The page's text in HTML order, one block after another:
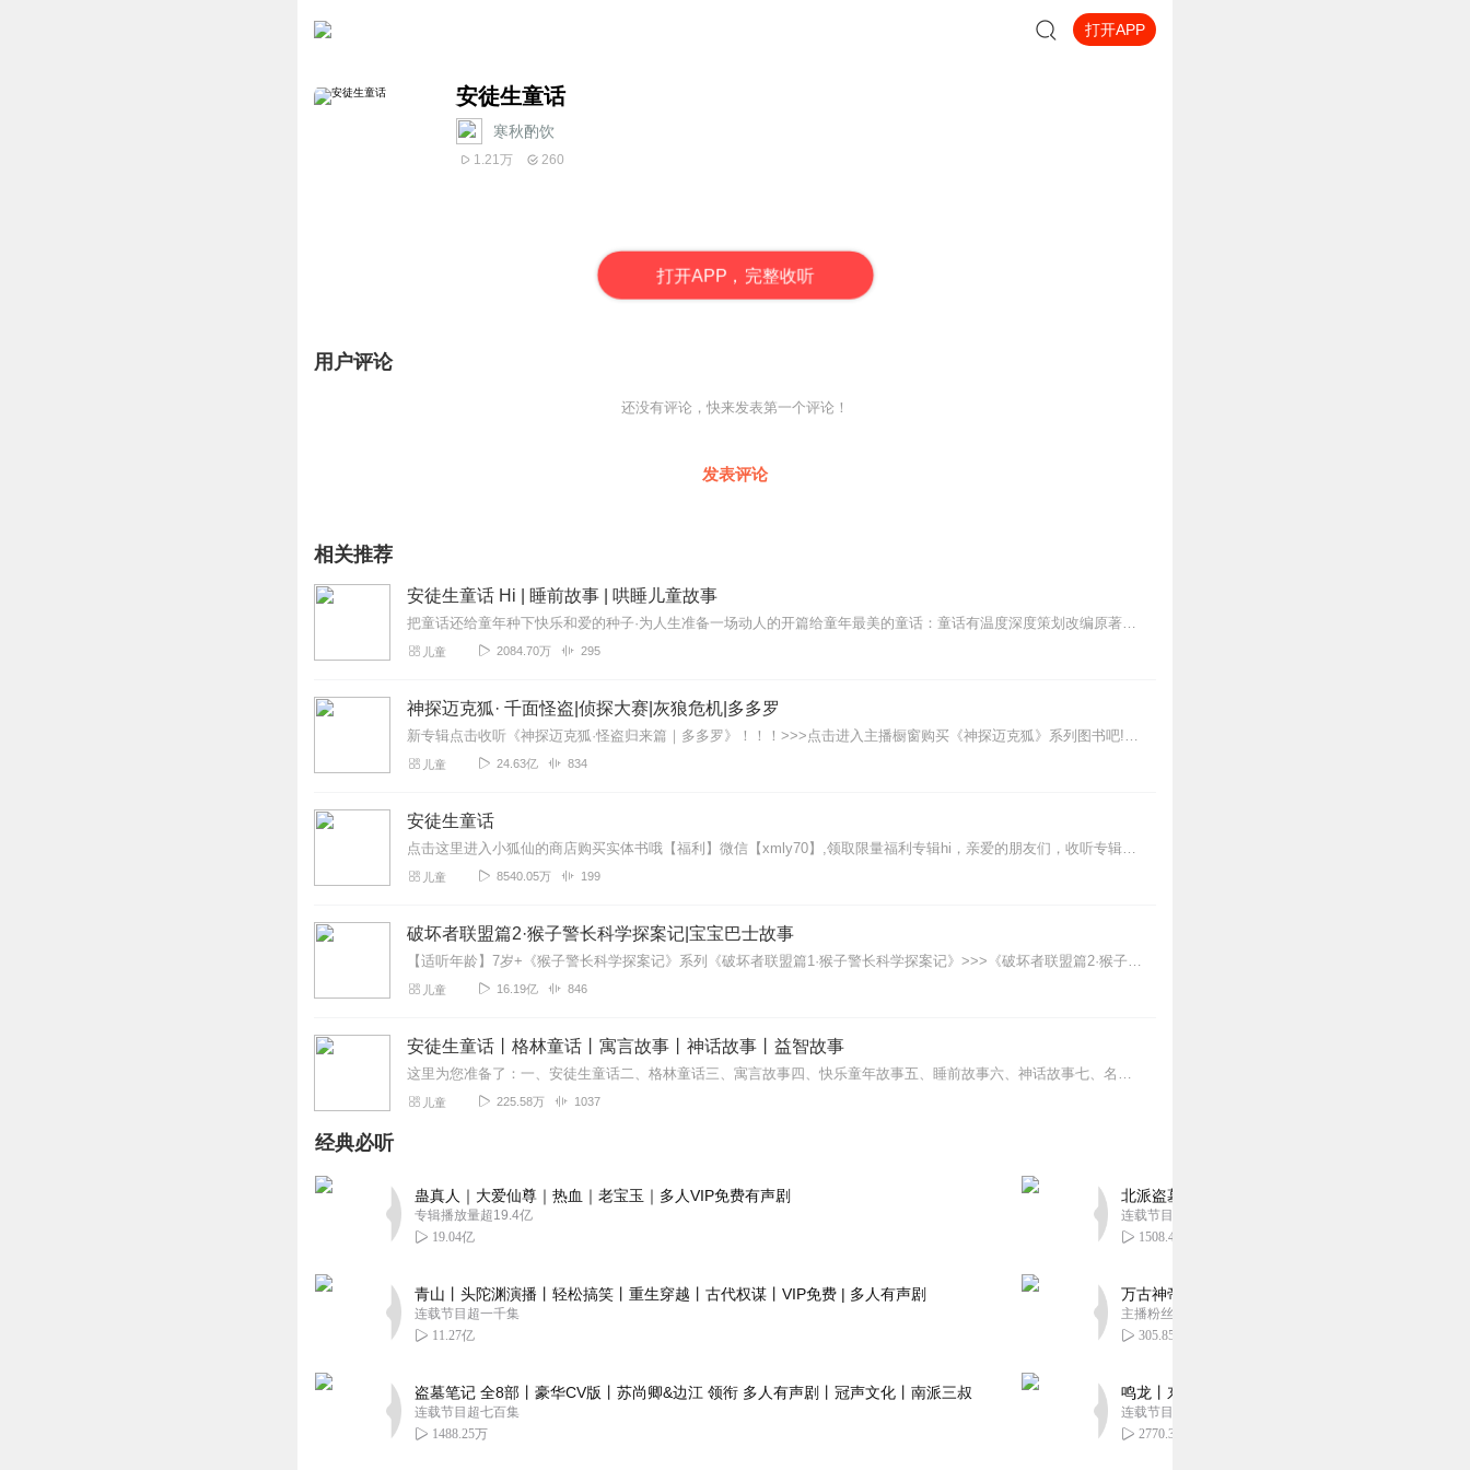
打开APP
安徒生童话
寒秋酌饮
1.21万 260
打开APP，完整收听
用户评论
还没有评论，快来发表第一个评论！
发表评论
相关推荐
安徒生童话 Hi | 睡前故事 | 哄睡儿童故事
把童话还给童年种下快乐和爱的种子·为人生准备一场动人的开篇给童年最美的童话：童话有温度深度策划改编原著故事，弱化过度悲惨的结局，为孩子种下美好，纯净的童年种子童...
儿童 2084.70万 295
神探迈克狐· 千面怪盗|侦探大赛|灰狼危机|多多罗
新专辑点击收听《神探迈克狐·怪盗归来篇｜多多罗》！！！>>>点击进入主播橱窗购买《神探迈克狐》系列图书吧!<<<多多罗故事【点击前往】收听多多罗其他好玩有趣的故...
儿童 24.63亿 834
安徒生童话
点击这里进入小狐仙的商店购买实体书哦【福利】微信【xmly70】,领取限量福利专辑hi，亲爱的朋友们，收听专辑送福利啦！即日起，收听过本专辑的用户，即可免费领...
儿童 8540.05万 199
破坏者联盟篇2·猴子警长科学探案记|宝宝巴士故事
【适听年龄】7岁+《猴子警长科学探案记》系列《破坏者联盟篇1·猴子警长科学探案记》>>>《破坏者联盟篇2·猴子警长科学探案记》>>>《破坏者联盟篇3·猴子警长科...
儿童 16.19亿 846
安徒生童话丨格林童话丨寓言故事丨神话故事丨益智故事
这里为您准备了：一、安徒生童话二、格林童话三、寓言故事四、快乐童年故事五、睡前故事六、神话故事七、名人故事八、益智故事九、儿童百科十、儿童36计共计十个单元，2...
儿童 225.58万 1037
经典必听
蛊真人｜大爱仙尊｜热血｜老宝玉｜多人VIP免费有声剧
专辑播放量超19.4亿
19.04亿
青山丨头陀渊演播丨轻松搞笑丨重生穿越丨古代权谋丨VIP免费 | 多人有声剧
连载节目超一千集
11.27亿
盗墓笔记 全8部丨豪华CV版丨苏尚卿&边江 领衔 多人有声剧丨冠声文化丨南派三叔
连载节目超七百集
1488.25万
北派盗墓笔记丨头陀渊出品丨悬疑灵异丨摸金校尉
连载节目超四百集
1508.46万
万古神帝丨玄幻丨热血丨紫襟团队演播丨多人有声
主播粉丝2836万
305.85万
鸣龙丨东方玄幻丨紫襟团队丨轻松搞笑丨多人有声
连载节目超五百集
2770.38万